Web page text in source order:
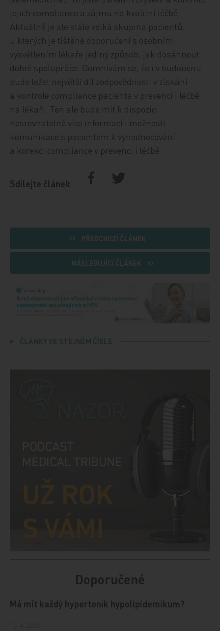
jejich compliance a zájmu na kvalitní léčbě.
Aktuálně je ale stále velká skupina pacientů,
u kterých je tištěné doporučení s osobním
vysvětlením lékaře jediný způsob, jak dosáhnout
dobré spolupráce. Domnívám se, že i v budoucnu
bude ležet největší díl zodpovědnosti v získání
a kontrole compliance pacienta v prevenci i léčbě
na lékaři. Ten ale bude mít k dispozici
nesrovnatelně více informací i možností
komunikace s pacientem k vyhodnocování
a korekci compliance v prevenci i léčbě.
Sdílejte článek
PŘEDCHOZÍ ČLÁNEK
NÁSLEDUJÍCÍ ČLÁNEK
ČLÁNKY VE STEJNÉM ČÍSLE
Doporučené
Má mít každý hypertonik hypolipidemikum?